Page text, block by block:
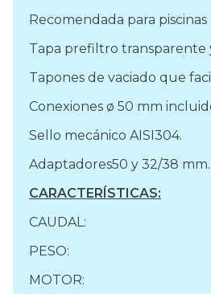
Recomendada para piscinas
Tapa prefiltro transparente
Tapones de vaciado que
Conexiones ø 50 mm
Sello mecánico AISI304.
Adaptadores50 y 32/38 mm.
CARACTERÍSTICAS:
CAUDAL:
PESO:
MOTOR: